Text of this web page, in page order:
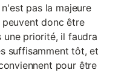
pas la majeure
donc être
une priorité, il faudra
suffisamment tôt, et
pour être